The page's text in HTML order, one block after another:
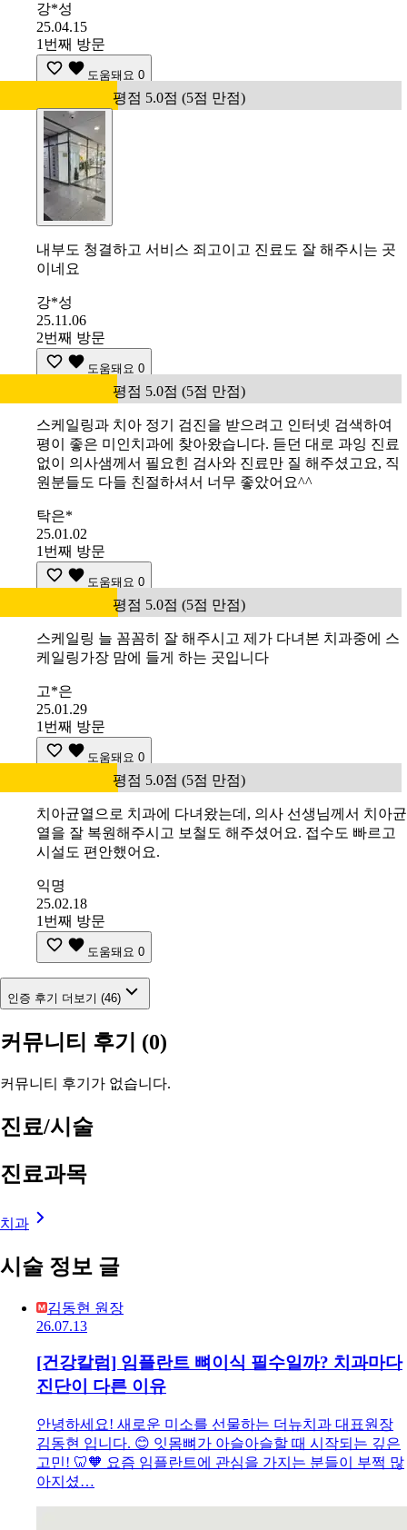
강*성
25.04.15
1번째 방문
도움돼요 0
평점 5.0점 (5점 만점)
내부도 청결하고 서비스 죄고이고 진료도 잘 해주시는 곳
이네요
강*성
25.11.06
2번째 방문
도움돼요 0
평점 5.0점 (5점 만점)
스케일링과 치아 정기 검진을 받으려고 인터넷 검색하여
평이 좋은 미인치과에 찾아왔습니다. 듣던 대로 과잉 진료
없이 의사샘께서 필요힌 검사와 진료만 질 해주셨고요, 직
원분들도 다들 친절하셔서 너무 좋았어요^^
탁은*
25.01.02
1번째 방문
도움돼요 0
평점 5.0점 (5점 만점)
스케일링 늘 꼼꼼히 잘 해주시고 제가 다녀본 치과중에 스
케일링가장 맘에 들게 하는 곳입니다
고*은
25.01.29
1번째 방문
도움돼요 0
평점 5.0점 (5점 만점)
치아균열으로 치과에 다녀왔는데, 의사 선생님께서 치아균
열을 잘 복원해주시고 보철도 해주셨어요. 접수도 빠르고
시설도 편안했어요.
익명
25.02.18
1번째 방문
도움돼요 0
인증 후기 더보기 (46)
커뮤니티 후기 (0)
커뮤니티 후기가 없습니다.
진료/시술
진료과목
치과
시술 정보 글
김동현 원장
26.07.13
[건강칼럼] 임플란트 뼈이식 필수일까? 치과마다
진단이 다른 이유
안녕하세요! 새로운 미소를 선물하는 더뉴치과 대표원장
김동현 입니다. 😊 잇몸뼈가 아슬아슬할 때 시작되는 깊은
고민! 🦷🧡 요즘 임플란트에 관심을 가지는 분들이 부쩍 많
아지셨…